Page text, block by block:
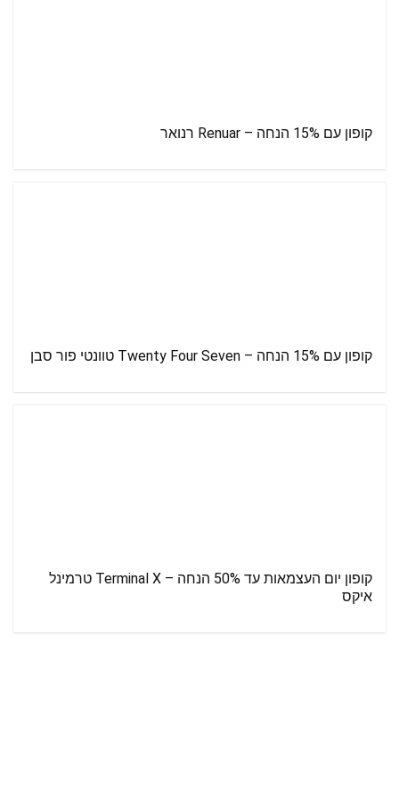
קופון עם 15% הנחה – Renuar רנואר
קופון עם 15% הנחה – Twenty Four Seven טוונטי פור סבן
קופון יום העצמאות עד 50% הנחה – Terminal X טרמינל
איקס